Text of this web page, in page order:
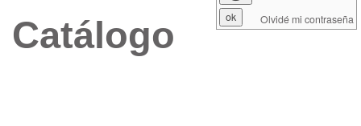
Catálogo Olvidé mi contraseña